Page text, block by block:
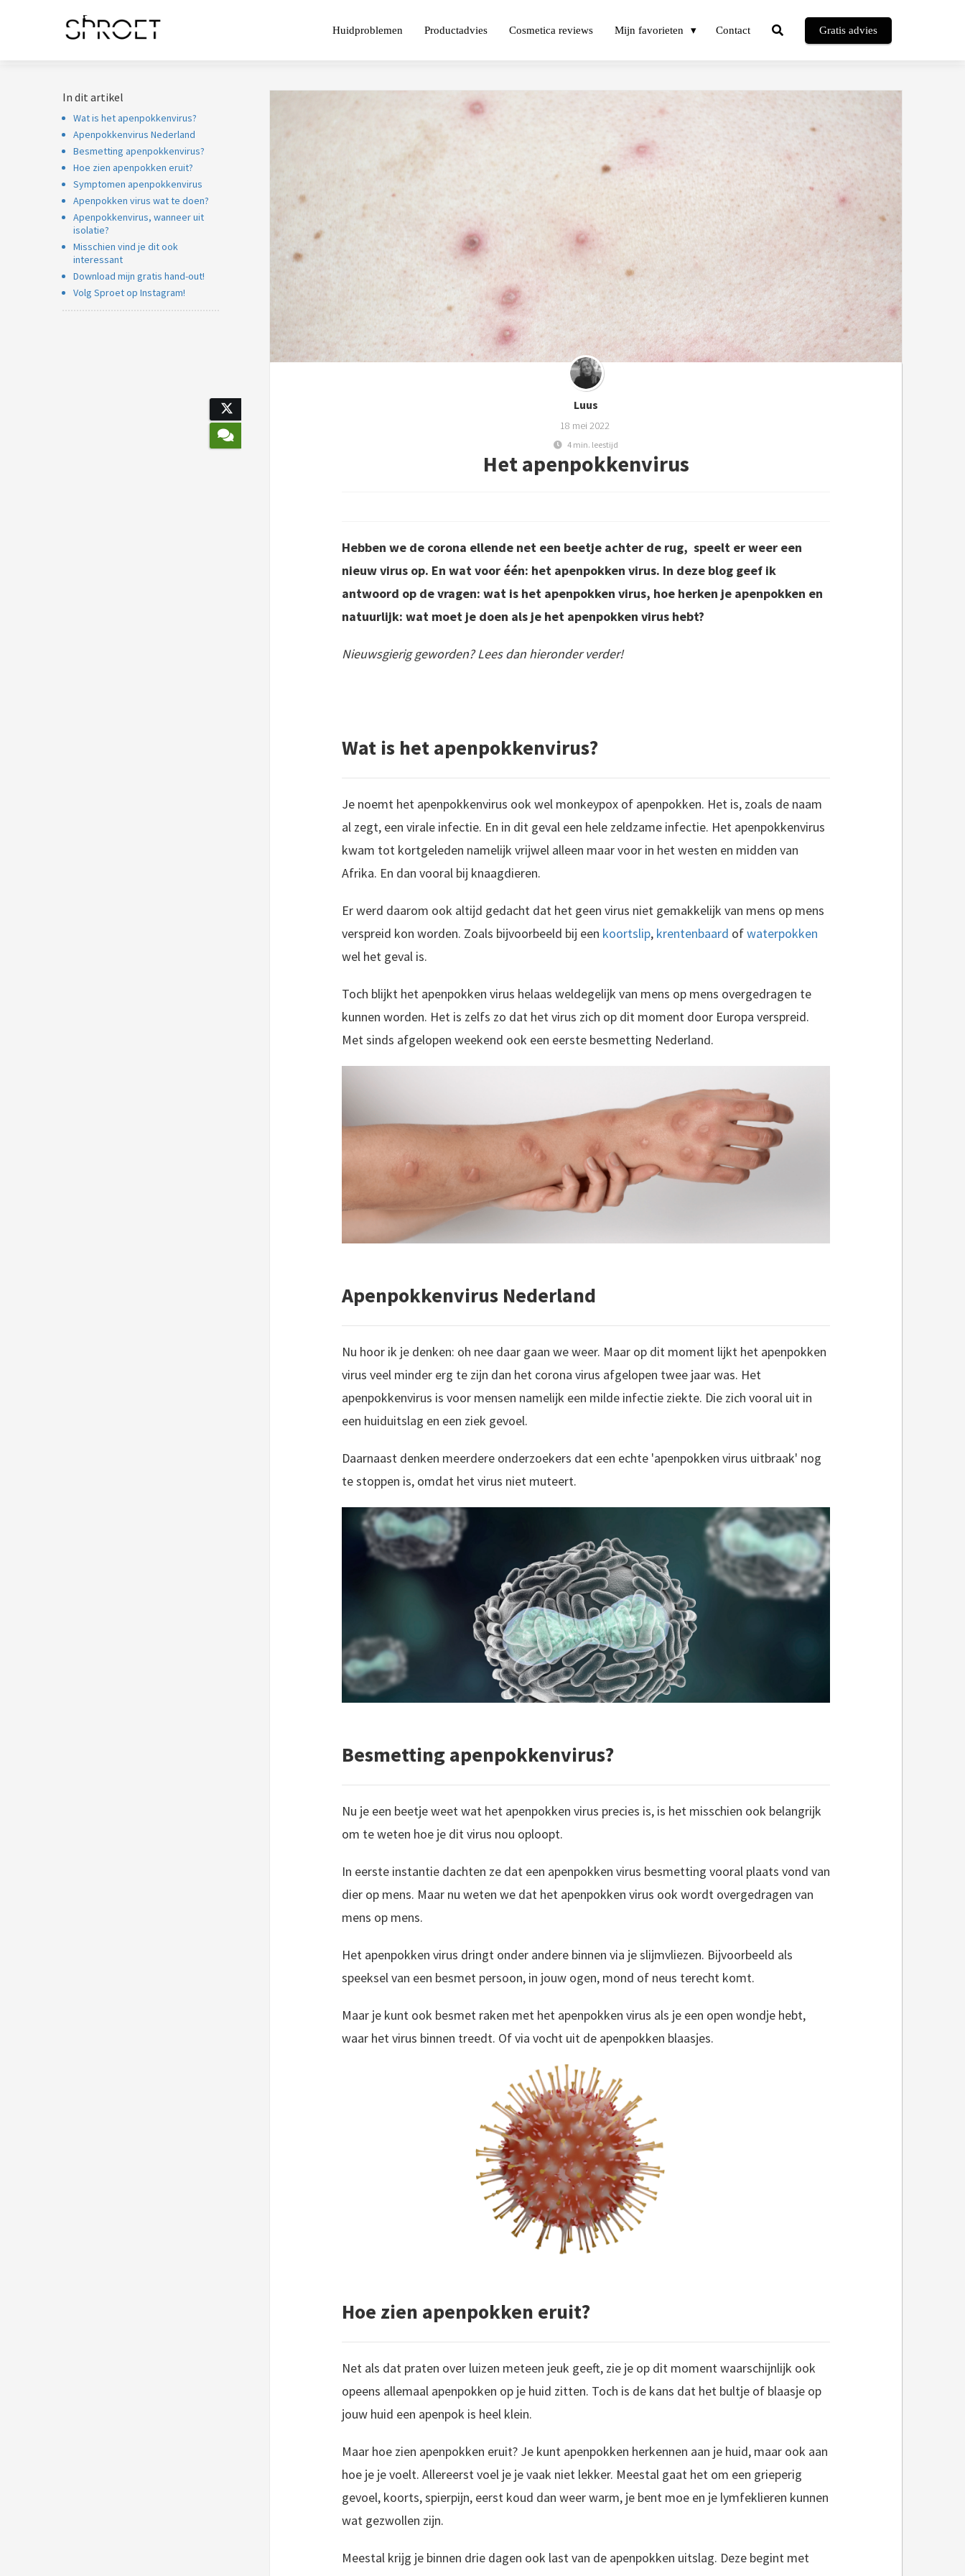
Huidproblemen Productadvies Cosmetica reviews Mijn favorieten Contact Gratis advies
In dit artikel
Wat is het apenpokkenvirus?
Apenpokkenvirus Nederland
Besmetting apenpokkenvirus?
Hoe zien apenpokken eruit?
Symptomen apenpokkenvirus
Apenpokken virus wat te doen?
Apenpokkenvirus, wanneer uit
isolatie?
Misschien vind je dit ook
interessant
Download mijn gratis hand-out!
Volg Sproet op Instagram!
Luus
18 mei 2022
4 min. leestijd
Het apenpokkenvirus
Hebben we de corona ellende net een beetje achter de rug, speelt er weer een
nieuw virus op. En wat voor één: het apenpokken virus. In deze blog geef ik
antwoord op de vragen: wat is het apenpokken virus, hoe herken je apenpokken en
natuurlijk: wat moet je doen als je het apenpokken virus hebt?
Nieuwsgierig geworden? Lees dan hieronder verder!
Wat is het apenpokkenvirus?
Je noemt het apenpokkenvirus ook wel monkeypox of apenpokken. Het is, zoals de naam
al zegt, een virale infectie. En in dit geval een hele zeldzame infectie. Het apenpokkenvirus
kwam tot kortgeleden namelijk vrijwel alleen maar voor in het westen en midden van
Afrika. En dan vooral bij knaagdieren.
Er werd daarom ook altijd gedacht dat het geen virus niet gemakkelijk van mens op mens
verspreid kon worden. Zoals bijvoorbeeld bij een koortslip, krentenbaard ofwaterpokken
wel het geval is.
Toch blijkt het apenpokken virus helaas weldegelijk van mens op mens overgedragen te
kunnen worden. Het is zelfs zo dat het virus zich op dit moment door Europa verspreid.
Met sinds afgelopen weekend ook een eerste besmetting Nederland.
Apenpokkenvirus Nederland
Nu hoor ik je denken: oh nee daar gaan we weer. Maar op dit moment lijkt het apenpokken
virus veel minder erg te zijn dan het corona virus afgelopen twee jaar was. Het
apenpokkenvirus is voor mensen namelijk een milde infectie ziekte. Die zich vooral uit in
een huiduitslag en een ziek gevoel.
Daarnaast denken meerdere onderzoekers dat een echte 'apenpokken virus uitbraak' nog
te stoppen is, omdat het virus niet muteert.
Besmetting apenpokkenvirus?
Nu je een beetje weet wat het apenpokken virus precies is, is het misschien ook belangrijk
om te weten hoe je dit virus nou oploopt.
In eerste instantie dachten ze dat een apenpokken virus besmetting vooral plaats vond van
dier op mens. Maar nu weten we dat het apenpokken virus ook wordt overgedragen van
mens op mens.
Het apenpokken virus dringt onder andere binnen via je slijmvliezen. Bijvoorbeeld als
speeksel van een besmet persoon, in jouw ogen, mond of neus terecht komt.
Maar je kunt ook besmet raken met het apenpokken virus als je een open wondje hebt,
waar het virus binnen treedt. Of via vocht uit de apenpokken blaasjes.
Hoe zien apenpokken eruit?
Net als dat praten over luizen meteen jeuk geeft, zie je op dit moment waarschijnlijk ook
opeens allemaal apenpokken op je huid zitten. Toch is de kans dat het bultje of blaasje op
jouw huid een apenpok is heel klein.
Maar hoe zien apenpokken eruit? Je kunt apenpokken herkennen aan je huid, maar ook aan
hoe je je voelt. Allereerst voel je je vaak niet lekker. Meestal gaat het om een grieperig
gevoel, koorts, spierpijn, eerst koud dan weer warm, je bent moe en je lymfeklieren kunnen
wat gezwollen zijn.
Meestal krijg je binnen drie dagen ook last van de apenpokken uitslag. Deze begint met
over
gedrag van een
gebruikt om
te volgen
tonen
van deze